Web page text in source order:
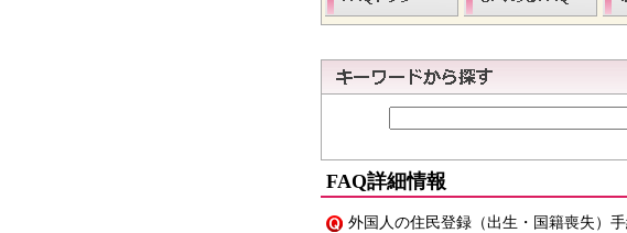
FAQ詳細情報
外国人の住民登録（出生・国籍喪失）